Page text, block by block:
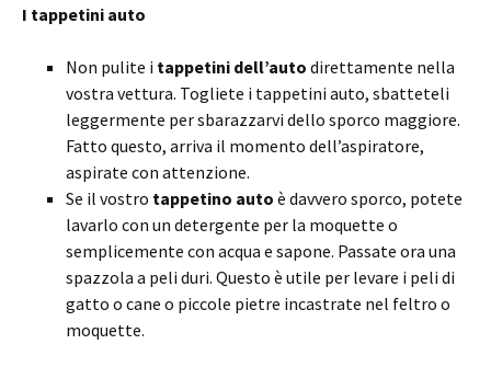
I tappetini auto
Non pulite i tappetini dell’auto direttamente nella
vostra vettura. Togliete i tappetini auto, sbatteteli
leggermente per sbarazzarvi dello sporco maggiore.
Fatto questo, arriva il momento dell’aspiratore,
aspirate con attenzione.
Se il vostro tappetino auto è davvero sporco, potete
lavarlo con un detergente per la moquette o
semplicemente con acqua e sapone. Passate ora una
spazzola a peli duri. Questo è utile per levare i peli di
gatto o cane o piccole pietre incastrate nel feltro o
moquette.